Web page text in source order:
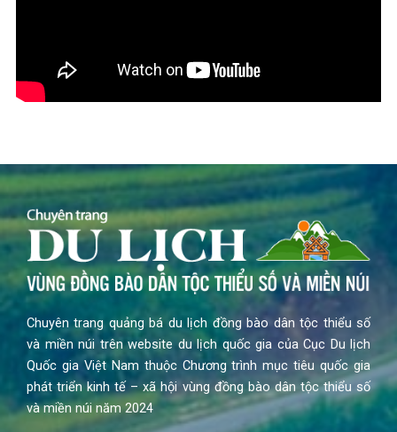
Chuyên trang quảng bá du lịch đồng bào dân tộc thiểu số
và miền núi trên website du lịch quốc gia của Cục Du lịch
Quốc gia Việt Nam thuộc Chương trình mục tiêu quốc gia
phát triển kinh tế – xã hội vùng đồng bào dân tộc thiểu số
và miền núi năm 2024